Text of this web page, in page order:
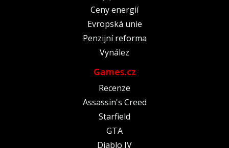
Ceny energií
Evropská unie
Penzijní reforma
Vynález
Games.cz
Recenze
Assassin's Creed
Starfield
GTA
Diablo IV